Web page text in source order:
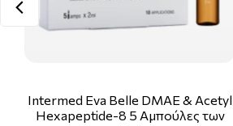
Intermed Eva Belle DMAE & Acetyl
Hexapeptide-8 5 Αμπούλες των